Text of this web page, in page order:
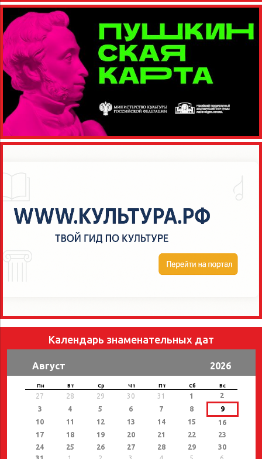
Календарь знаменательных дат
Август 2026
Пн Вт Ср Чт Пт Сб Вс
27 28 29 30 31 1
2
3
4 5 6 7 8
9
10
11 12 13 14 15
16
17
18 19 20 21 22
23
24
25 26 27 28 29
30